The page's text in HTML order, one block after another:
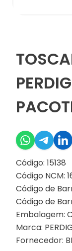
Código: 15138
Código NCM:
Código de
Código de
Embalagem:
Marca:
Fornecedor: